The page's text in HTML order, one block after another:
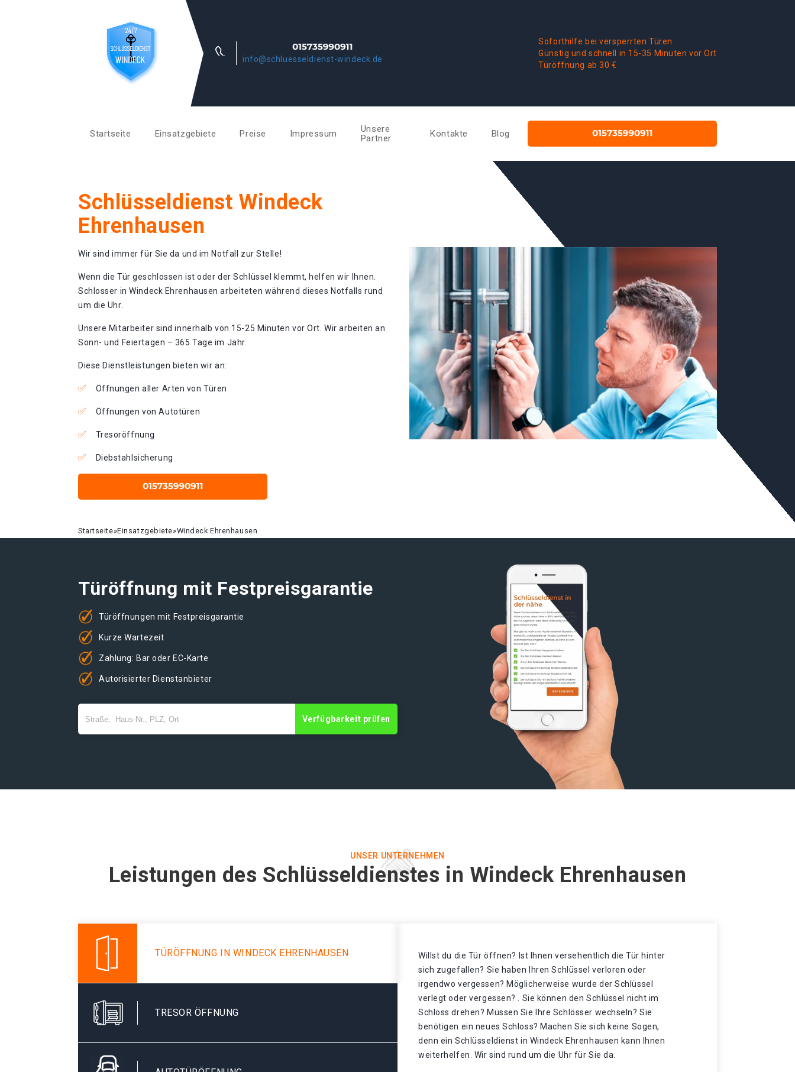
info@schluesseldienst-windeck.de
Soforthilfe bei versperrten Türen
Günstig und schnell in 15-35 Minuten vor Ort
Türöffnung ab 30 €
Startseite Einsatzgebiete Preise Impressum
Unsere
Partner
Kontakte Blog
Schlüsseldienst Windeck
Ehrenhausen
Wir sind immer für Sie da und im Notfall zur Stelle!
Wenn die Tür geschlossen ist oder der Schlüssel klemmt, helfen wir Ihnen.
Schlosser in Windeck Ehrenhausen arbeiteten während dieses Notfalls rund
um die Uhr.
Unsere Mitarbeiter sind innerhalb von 15-25 Minuten vor Ort. Wir arbeiten an
Sonn- und Feiertagen – 365 Tage im Jahr.
Diese Dienstleistungen bieten wir an:
Öffnungen aller Arten von Türen
Öffnungen von Autotüren
Tresoröffnung
Diebstahlsicherung
Startseite»Einsatzgebiete»Windeck Ehrenhausen
Türöffnung mit Festpreisgarantie
Türöffnungen mit Festpreisgarantie
Kurze Wartezeit
Zahlung: Bar oder EC-Karte
Autorisierter Dienstanbieter
Verfügbarkeit prüfen
UNSER UNTERNEHMEN
Leistungen des Schlüsseldienstes in Windeck Ehrenhausen
TÜRÖFFNUNG IN WINDECK EHRENHAUSEN
TRESOR ÖFFNUNG
Willst du die Tür öffnen? Ist Ihnen versehentlich die Tür hinter
sich zugefallen? Sie haben Ihren Schlüssel verloren oder
irgendwo vergessen? Möglicherweise wurde der Schlüssel
verlegt oder vergessen? . Sie können den Schlüssel nicht im
Schloss drehen? Müssen Sie Ihre Schlösser wechseln? Sie
benötigen ein neues Schloss? Machen Sie sich keine Sogen,
denn ein Schlüsseldienst in Windeck Ehrenhausen kann Ihnen
weiterhelfen. Wir sind rund um die Uhr für Sie da.